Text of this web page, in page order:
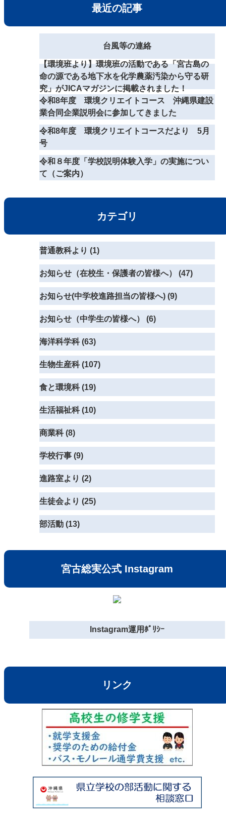
最近の記事
台風等の連絡
【環境班より】環境班の活動である「宮古島の
命の源である地下水を化学農薬汚染から守る研
究」がJICAマガジンに掲載されました！
令和8年度 環境クリエイトコース 沖縄県建設
業合同企業説明会に参加してきました
令和8年度 環境クリエイトコースだより 5月
号
令和８年度「学校説明体験入学」の実施につい
て（ご案内）
カテゴリ
普通教科より (1)
お知らせ（在校生・保護者の皆様へ） (47)
お知らせ(中学校進路担当の皆様へ) (9)
お知らせ（中学生の皆様へ） (6)
海洋科学科 (63)
生物生産科 (107)
食と環境科 (19)
生活福祉科 (10)
商業科 (8)
学校行事 (9)
進路室より (2)
生徒会より (25)
部活動 (13)
宮古総実公式 Instagram
Instagram運用ﾎﾟﾘｼｰ
リンク